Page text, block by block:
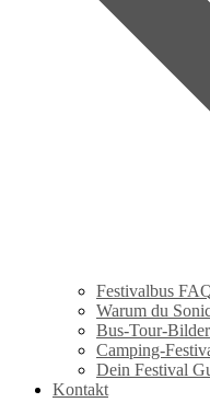
Festivalbus
Warum du
Bus-Tour-Bilder
Camping-
Dein Festival
Kontakt